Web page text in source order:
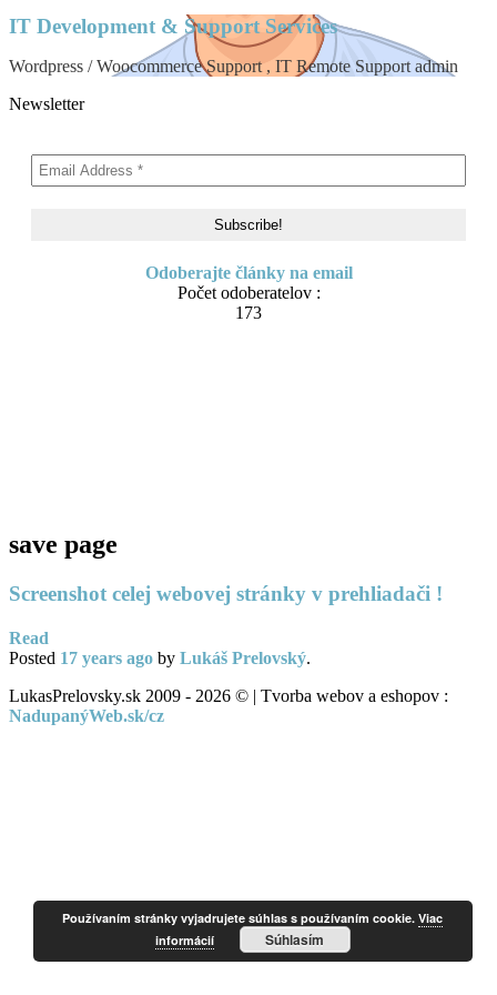
IT Development & Support Services
Wordpress / Woocommerce Support , IT Remote Support admin
Newsletter
Odoberajte články na email
Počet odoberatelov :
173
save page
Screenshot celej webovej stránky v prehliadači !
Read
Posted 17 years ago by Lukáš Prelovský.
LukasPrelovsky.sk 2009 - 2026 © | Tvorba webov a eshopov :
NadupanýWeb.sk/cz
Používaním stránky vyjadrujete súhlas s používaním cookie.Viac
informácií
Súhlasím